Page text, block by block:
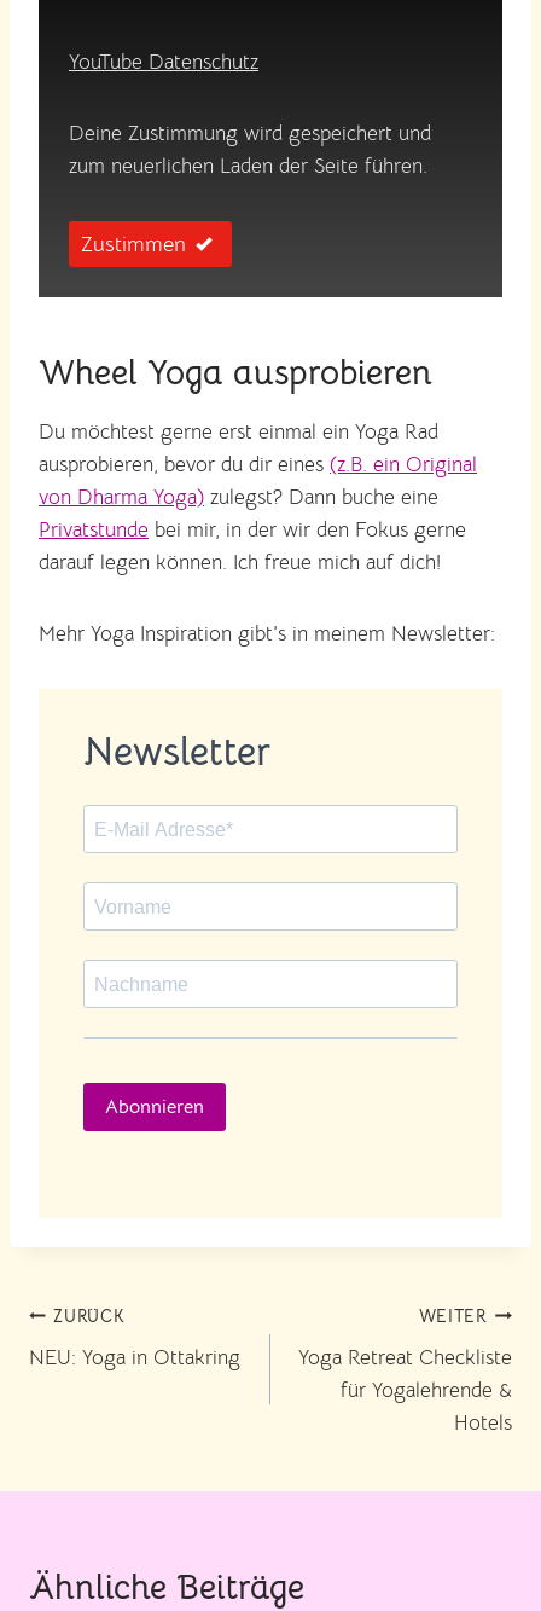
YouTube Datenschutz
Deine Zustimmung wird gespeichert und
zum neuerlichen Laden der Seite führen.
Zustimmen
Wheel Yoga ausprobieren
Du möchtest gerne erst einmal ein Yoga Rad
ausprobieren, bevor du dir eines (z.B. ein Original
von Dharma Yoga) zulegst? Dann buche eine
Privatstunde bei mir, in der wir den Fokus gerne
darauf legen können. Ich freue mich auf dich!
Mehr Yoga Inspiration gibt’s in meinem Newsletter:
Newsletter
Abonnieren
Beitragsnavigation
ZURÜCK
NEU: Yoga in Ottakring
WEITER
Yoga Retreat Checkliste
für Yogalehrende &
Hotels
Ähnliche Beiträge